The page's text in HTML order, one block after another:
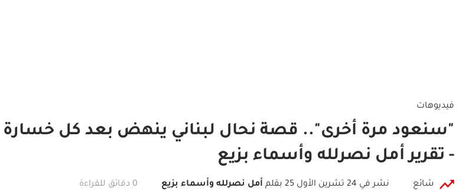
فيديوهات
"سنعود مرة أخرى".. قصة نحال لبناني ينهض بعد كل خسارة
- تقرير أمل نصرلله وأسماء بزيع
شائع نشر في 24 تشرين الأول 25 بقلم أمل نصرلله وأسماء بزيع 0 دقائق للقراءة